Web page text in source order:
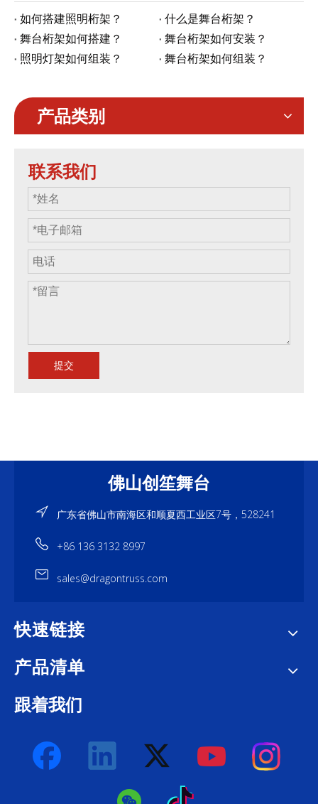
如何搭建照明桁架？
什么是舞台桁架？
舞台桁架如何搭建？
舞台桁架如何安装？
照明灯架如何组装？
舞台桁架如何组装？
产品类别
联系我们
提交
佛山创笙舞台
广东省佛山市南海区和顺夏西工业区7号，528241
+86 136 3132 8997
sales@dragontruss.com
快速链接
产品清单
跟着我们